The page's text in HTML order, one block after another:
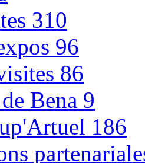
310
96
86
Bena 9
186